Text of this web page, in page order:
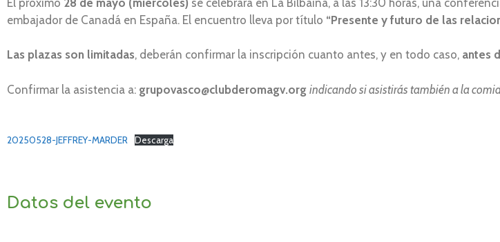
embajador de Canadá en España. El encuentro lleva por título “Presente y futuro de las
Las plazas son limitadas, deberán confirmar la inscripción cuanto antes, y en todo caso, antes
Confirmar la asistencia a: grupovasco@clubderomagv.org indicando si asistirás también a la
20250528-JEFFREY-MARDER Descarga
Datos del evento